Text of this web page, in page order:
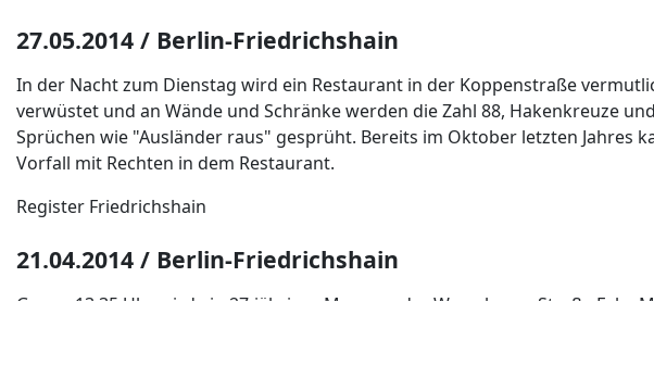
27.05.2014 / Berlin-Friedrichshain
In der Nacht zum Dienstag wird ein Restaurant in der Koppenstraße
verwüstet und an Wände und Schränke werden die Zahl 88, Hakenkreuze
Sprüchen wie "Ausländer raus" gesprüht. Bereits im Oktober letzten Jahres
Vorfall mit Rechten in dem Restaurant.
Register Friedrichshain
21.04.2014 / Berlin-Friedrichshain
Gegen 13.35 Uhr wird ein 27-jähriger Mann an der Warschauer Straße Ecke